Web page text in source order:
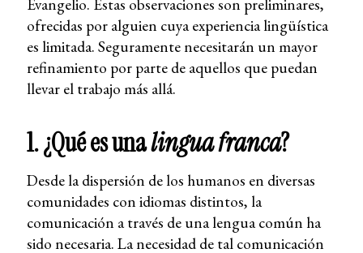
Evangelio. Estas observaciones son preliminares,
ofrecidas por alguien cuya experiencia lingüística
es limitada. Seguramente necesitarán un mayor
refinamiento por parte de aquellos que puedan
llevar el trabajo más allá.
1. ¿Qué es unalingua franca?
Desde la dispersión de los humanos en diversas
comunidades con idiomas distintos, la
comunicación a través de una lengua común ha
sido necesaria. La necesidad de tal comunicación